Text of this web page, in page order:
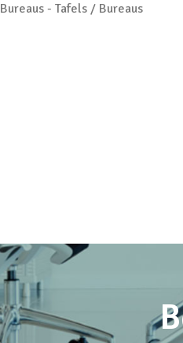
Bureaus - Tafels / Bureaus